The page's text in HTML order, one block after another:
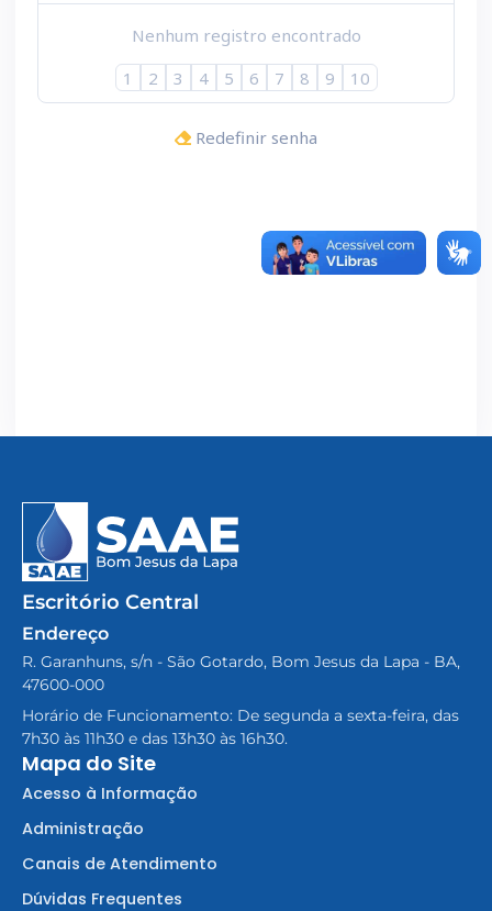
Escritório Central
Endereço
R. Garanhuns, s/n - São Gotardo, Bom Jesus da Lapa - BA,
47600-000
Horário de Funcionamento: De segunda a sexta-feira, das
7h30 às 11h30 e das 13h30 às 16h30.
Mapa do Site
Acesso à Informação
Administração
Canais de Atendimento
Dúvidas Frequentes